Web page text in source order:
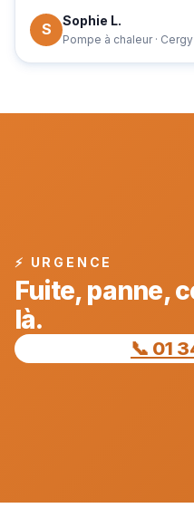
S Sophie L.
Pompe à chaleur · Cergy
⚡ URGENCE
Fuite, panne,
là.
📞 01